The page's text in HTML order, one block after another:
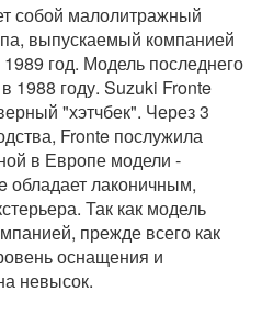
собой малолитражный
выпускаемый компанией
год. Модель последнего
1988 году. Suzuki Fronte
"хэтчбек". Через 3
Fronte послужила
в Европе модели -
обладает лаконичным,
Так как модель
прежде всего как
оснащения и
невысок.